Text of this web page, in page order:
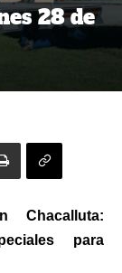
28 de
Chacalluta:
para